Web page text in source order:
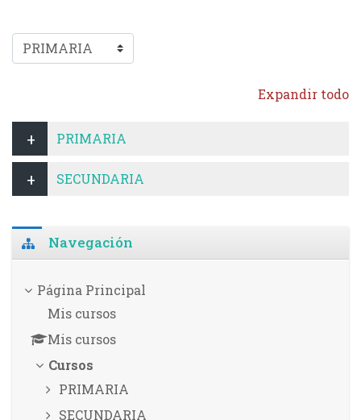
Categorías
Expandir todo
PRIMARIA
SECUNDARIA
Salta Navegación
Navegación
Página Principal
Mis cursos
Mis cursos
Cursos
PRIMARIA
SECUNDARIA